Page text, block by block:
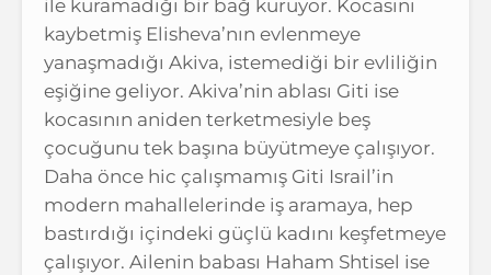
ile kuramadığı bir bağ kuruyor. Kocasını
kaybetmiş Elisheva’nın evlenmeye
yanaşmadığı Akiva, istemediği bir evliliğin
eşiğine geliyor. Akiva’nin ablası Giti ise
kocasının aniden terketmesiyle beş
çocuğunu tek başına büyütmeye çalışıyor.
Daha önce hic çalışmamış Giti Israil’in
modern mahallelerinde iş aramaya, hep
bastırdığı içindeki güçlü kadını keşfetmeye
çalışıyor. Ailenin babası Haham Shtisel ise